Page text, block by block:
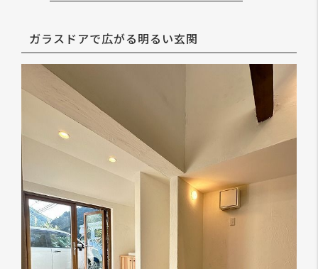
ガラスドアで広がる明るい玄関